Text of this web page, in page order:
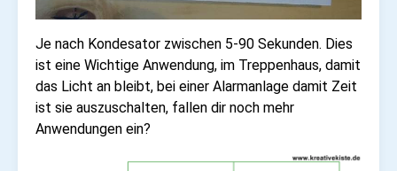
Je nach Kondesator zwischen 5-90 Sekunden. Dies
ist eine Wichtige Anwendung, im Treppenhaus, damit
das Licht an bleibt, bei einer Alarmanlage damit Zeit
ist sie auszuschalten, fallen dir noch mehr
Anwendungen ein?